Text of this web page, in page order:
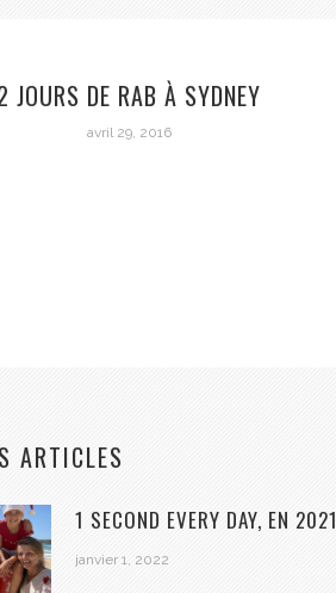
JOURS DE RAB À SYDNEY
avril 29, 2016
ARTICLES
1 SECOND EVERY DAY, EN 2021
janvier 1, 2022